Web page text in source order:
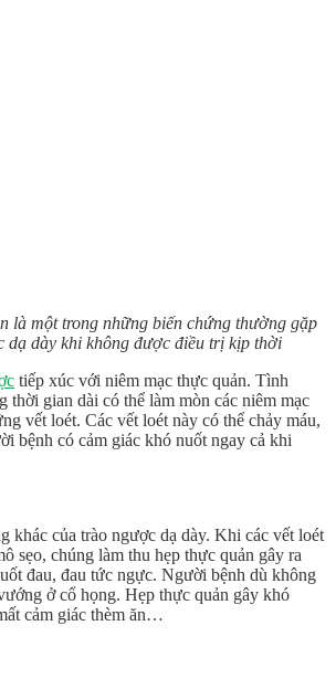
là một trong những biến chứng thường gặp
dạ dày khi không được điều trị kịp thời
tiếp xúc với niêm mạc thực quản. Tình
thời gian dài có thể làm mòn các niêm mạc
vết loét. Các vết loét này có thể chảy máu,
bệnh có cảm giác khó nuốt ngay cả khi
khác của trào ngược dạ dày. Khi các vết loét
sẹo, chúng làm thu hẹp thực quản gây ra
đau, đau tức ngực. Người bệnh dù không
ở cổ họng. Hẹp thực quản gây khó
cảm giác thèm ăn…